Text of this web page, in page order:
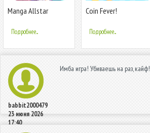
Manga Allstar
Подробнее...
Coin Fever!
Подробнее...
babbit2000479
23 июня 2026
17:40
Имба игра! Убиваешь на раз, кайф!